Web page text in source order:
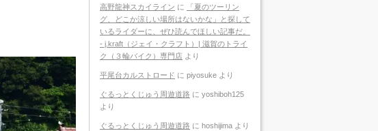
高野龍神スカイライン に
「夏のツーリン
グ、どこか涼しい場所はないかな」と探して
いるライダーに、ぜひ読んでほしい記事だ。
- j.kraft（ジェイ・クラフト）| 滋賀のトライ
ク（３輪バイク）専門店 より
平尾台カルストロード に piyosuke より
ぐるっとくじゅう周遊道路 に yoshiboh125
より
ぐるっとくじゅう周遊道路 に hoshijima より